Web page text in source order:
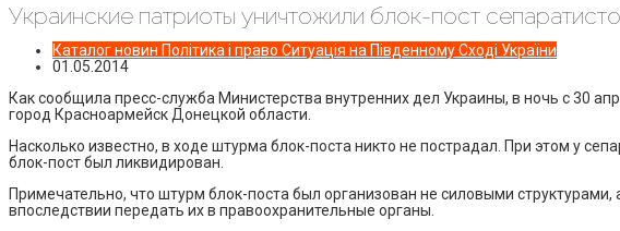
Украинские патриоты уничтожили блок-пост
Каталог новин Політика і право Ситуація на Південному Сході України
01.05.2014
Как сообщила пресс-служба Министерства внутренних дел Украины, в ночь с 30
город Красноармейск Донецкой области.
Насколько известно, в ходе штурма блок-поста никто не пострадал. При этом у
блок-пост был ликвидирован.
Примечательно, что штурм блок-поста был организован не силовыми
впоследствии передать их в правоохранительные органы.